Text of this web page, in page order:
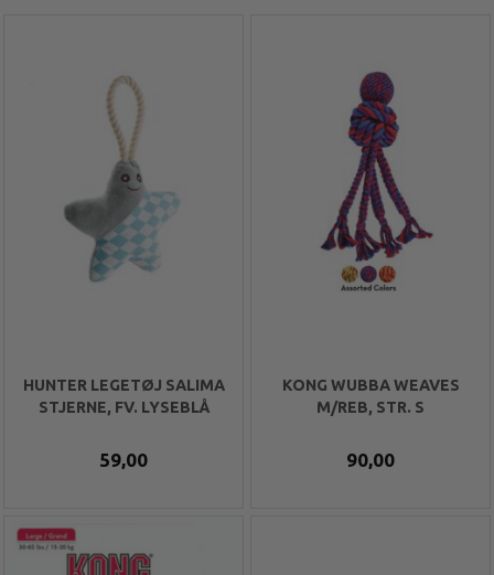
HUNTER LEGETØJ SALIMA
STJERNE, FV. LYSEBLÅ
59,00
KONG WUBBA WEAVES
M/REB, STR. S
90,00